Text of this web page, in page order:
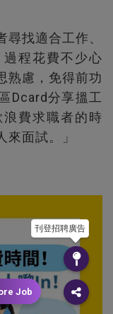
找適合工作、
程花費不少心
熟慮，免得前功
Dcard分享搵工
費求職者的時
面試。」
刊登招聘廣告
Job